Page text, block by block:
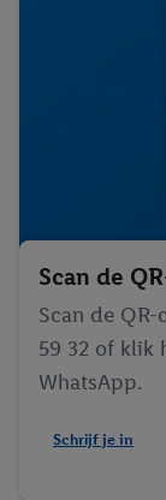
Scan de
Scan de QR-
59 32 of klik
WhatsApp.
Schrijf je in